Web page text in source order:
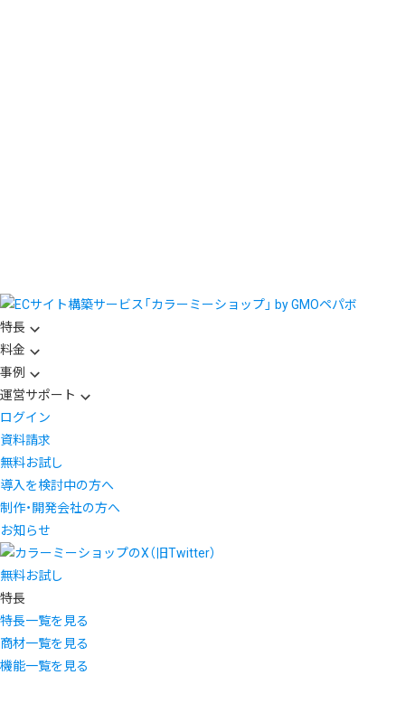
特長
料金
事例
運営サポート
ログイン
資料請求
無料お試し
導入を検討中の方へ
制作・開発会社の方へ
お知らせ
無料お試し
特長
特長一覧を見る
商材一覧を見る
機能一覧を見る